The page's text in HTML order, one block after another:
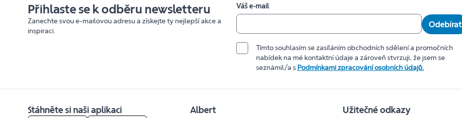
Přihlaste se k odběru newsletteru
Zanechte svou e-mailovou adresu a získejte ty nejlepší akce a
inspiraci.
Váš e-mail
Odebírat
Tímto souhlasím se zasíláním obchodních sdělení a promočních
nabídek na mé kontaktní údaje a zároveň stvrzuji, že jsem se
seznámil/a s Podmínkami zpracování osobních údajů.
Stáhněte si naši aplikaci Albert Užitečné odkazy